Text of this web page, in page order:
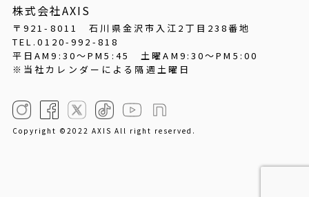
株式会社AXIS
〒921-8011 石川県金沢市入江2丁目238番地
TEL.0120-992-818
平日AM9:30～PM5:45土曜AM9:30～PM5:00
※当社カレンダーによる隔週土曜日
Copyright ©2022 AXIS All right reserved.